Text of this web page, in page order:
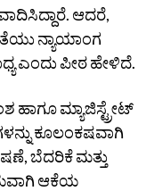
ಆದರೆ,
ನ್ಯಾಯಾಂಗ
ಎಂದು ಪೀಠ ಹೇಳಿದೆ.
ಹಾಗೂ ಮ್ಯಾಜಿಸ್ಟ್ರೇಟ್
ಕೂಲಂಕಷವಾಗಿ
ಬೆದರಿಕೆ ಮತ್ತು
ಆಕೆಯ